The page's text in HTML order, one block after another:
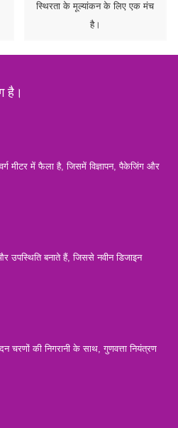
स्थिरता के मूल्यांकन के लिए एक मंच
है।
है।
मीटर में फैला है, जिसमें विज्ञापन, पैकेजिंग और
उपस्थिति बनाते हैं, जिससे नवीन डिजाइन
चरणों की निगरानी के साथ, गुणवत्ता नियंत्रण